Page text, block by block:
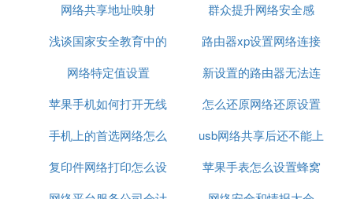
时，“中心无线设备”的带宽是有限的。通过连接到它
的设备越多，每个设备所能分到的带宽就越少。当然
在家庭应用中这个问题并不严重。
下面我们就来与大家详细介绍下多个无线路由器如何
实现WDS桥链，下面以2台无线路由器组建WDS中继
在组建两台无线路由器WDS，首选必须确保两台无
话
络吗
网络共享地址映射
群众提升网络安全感
浅谈国家安全教育中的
网络安全
路由器xp设置网络连接
无线路由器设置
网络特定值设置
新设置的路由器无法连
接网络连接
苹果手机如何打开无线
网络设置方法
怎么还原网络还原设置
手机上的首选网络怎么
设置
usb网络共享后还不能上
网
复印件网络打印怎么设
苹果手表怎么设置蜂窝